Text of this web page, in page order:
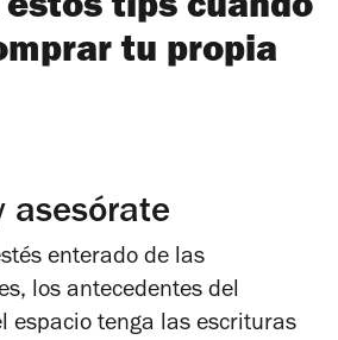
estos tips cuando
tu propia
asesórate
enterado de las
los antecedentes del
espacio tenga las escrituras